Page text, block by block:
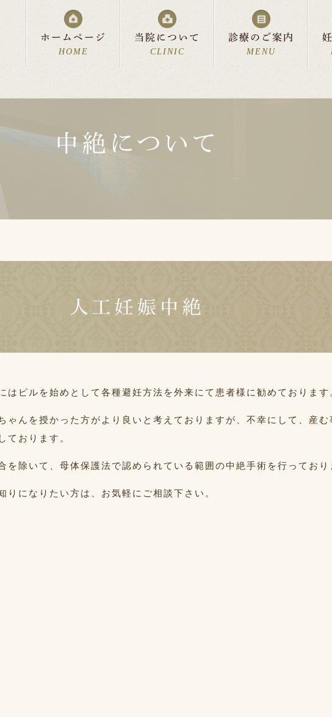
ホームページ
HOME
当院について
CLINIC
診療時間・アクセス リンク集
診療のご案内
MENU
美容皮膚科 中絶について
費用について よくあるご質問
スペシャルサポート
中絶について
人工妊娠中絶
はピルを始めとして各種避妊方法を外来にて患者様に勧めております
ゃんを授かった方がより良いと考えておりますが、不幸にして、産
ております。
を除いて、母体保護法で認められている範囲の中絶手術を行っており
になりたい方は、お気軽にご相談下さい。